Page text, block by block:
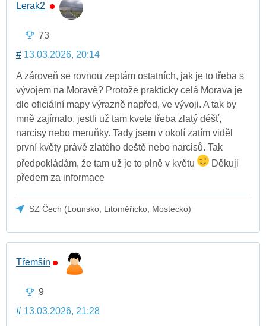
Lerak2
73
# 13.03.2026, 20:14
A zároveň se rovnou zeptám ostatních, jak je to třeba s
vývojem na Moravě? Protože prakticky celá Morava je
dle oficiální mapy výrazně napřed, ve vývoji. A tak by
mně zajímalo, jestli už tam kvete třeba zlatý déšť,
narcisy nebo meruňky. Tady jsem v okolí zatím viděl
první květy právě zlatého deště nebo narcisů. Tak
předpokládám, že tam už je to plně v květu
Děkuji
předem za informace
SZ Čech (Lounsko, Litoměřicko, Mostecko)
Třemšín
9
# 13.03.2026, 21:28